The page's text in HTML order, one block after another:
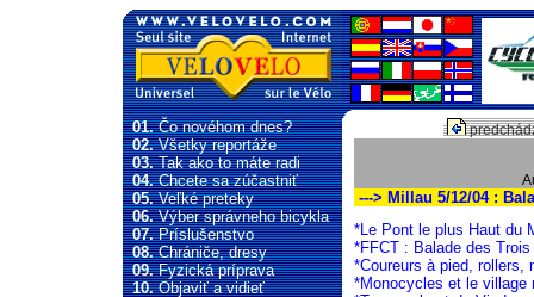
01.Čo novéhom dnes?
02.Všetky reportáže
03.Tak ako to máte radi
04.Chcete sa zúčastniť
05.Veľké preteky
06.Výber správneho bicykla
07.Príslušenstvo
08.Chrániče, dresy
09.Fyzická príprava
10.Objaviť a vidieť
---> Millau 5/12/04 :
*Le Pont le plus Haut du
*FFCT : Balade des
*Coureurs à pied, rollers,
*Monocycles et le village